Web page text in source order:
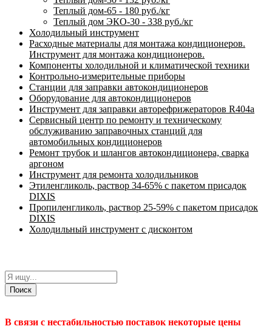
Теплый дом-65 - 180 руб./кг
Теплый дом ЭКО-30 - 338 руб./кг
Холодильный инструмент
Расходные материалы для монтажа кондиционеров.
Инструмент для монтажа кондиционеров.
Компоненты холодильной и климатической техники
Контрольно-измерительные приборы
Станции для заправки автокондиционеров
Оборудование для автокондиционеров
Инструмент для заправки авторефрижераторов R404a
Сервисный центр по ремонту и техническому
обслуживанию заправочных станций для
автомобильных кондиционеров
Ремонт трубок и шлангов автокондиционера, сварка
аргоном
Инструмент для ремонта холодильников
Этиленгликоль, раствор 34-65% с пакетом присадок
DIXIS
Пропиленгликоль, раствор 25-59% с пакетом присадок
DIXIS
Холодильный инструмент с дисконтом
Поиск
В связи с нестабильностью поставок некоторые цены